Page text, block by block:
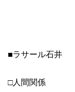
■ラサール石井
□人間関係